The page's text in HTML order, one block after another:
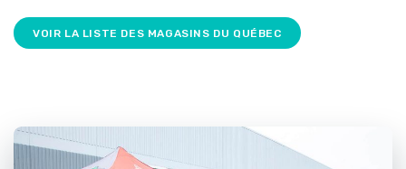
VOIR LA LISTE DES MAGASINS DU QUÉBEC